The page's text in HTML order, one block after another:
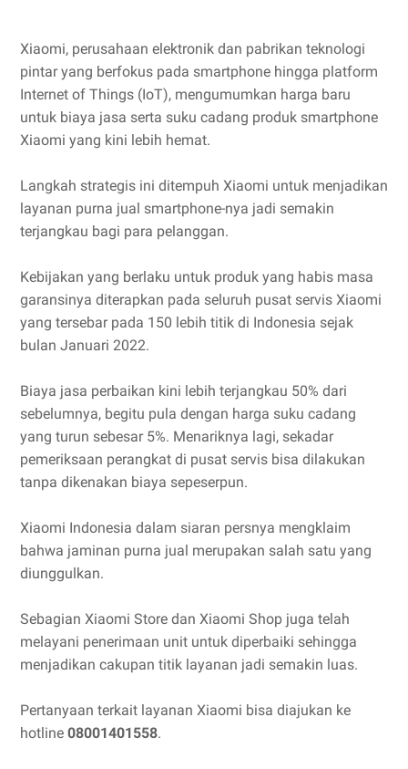
Xiaomi, perusahaan elektronik dan pabrikan teknologi
pintar yang berfokus pada smartphone hingga platform
Internet of Things (IoT), mengumumkan harga baru
untuk biaya jasa serta suku cadang produk smartphone
Xiaomi yang kini lebih hemat.
Langkah strategis ini ditempuh Xiaomi untuk menjadikan
layanan purna jual smartphone-nya jadi semakin
terjangkau bagi para pelanggan.
Kebijakan yang berlaku untuk produk yang habis masa
garansinya diterapkan pada seluruh pusat servis Xiaomi
yang tersebar pada 150 lebih titik di Indonesia sejak
bulan Januari 2022.
Biaya jasa perbaikan kini lebih terjangkau 50% dari
sebelumnya, begitu pula dengan harga suku cadang
yang turun sebesar 5%. Menariknya lagi, sekadar
pemeriksaan perangkat di pusat servis bisa dilakukan
tanpa dikenakan biaya sepeserpun.
Xiaomi Indonesia dalam siaran persnya mengklaim
bahwa jaminan purna jual merupakan salah satu yang
diunggulkan.
Sebagian Xiaomi Store dan Xiaomi Shop juga telah
melayani penerimaan unit untuk diperbaiki sehingga
menjadikan cakupan titik layanan jadi semakin luas.
Pertanyaan terkait layanan Xiaomi bisa diajukan ke
hotline 08001401558.